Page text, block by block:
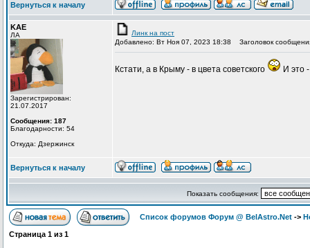
Вернуться к началу
KAE
ЛА
Зарегистрирован:
21.07.2017
Сообщения: 187
Благодарности: 54
Откуда: Дзержинск
Линк на пост
Добавлено: Вт Ноя 07, 2023 18:38
Заголовок
Кстати, а в Крыму - в цвета советского И это
Вернуться к началу
Показать сообщения:
Список форумов Форум @ BelAstro.Net ->
Страница 1 из 1